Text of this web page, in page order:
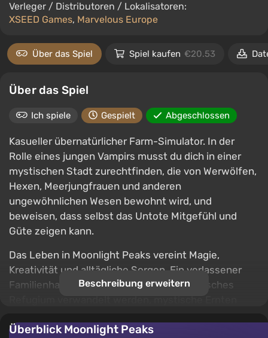
Verleger / Distributoren / Lokalisatoren:
XSEED Games, Marvelous Europe
Über das Spiel Spiel kaufen €20.53
Über das Spiel
Ich spiele Gespielt Abgeschlossen
Kasueller übernatürlicher Farm-Simulator. In der
Rolle eines jungen Vampirs musst du dich in einer
mystischen Stadt zurechtfinden, die von Werwölfen,
Hexen, Meerjungfrauen und anderen
ungewöhnlichen Wesen bewohnt wird, und
beweisen, dass selbst das Untote Mitgefühl und
Güte zeigen kann.
Das Leben in Moonlight Peaks vereint Magie,
Kreativität und alltägliche Sorgen. Ein verlassener
Familienhaus mit Geistern kann in ein gotisches
Zaubersprüche studiert und verborgene
Beschreibung erweitern
Überblick Moonlight Peaks